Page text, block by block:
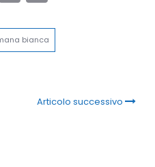
Link
bianca
Articolo successivo